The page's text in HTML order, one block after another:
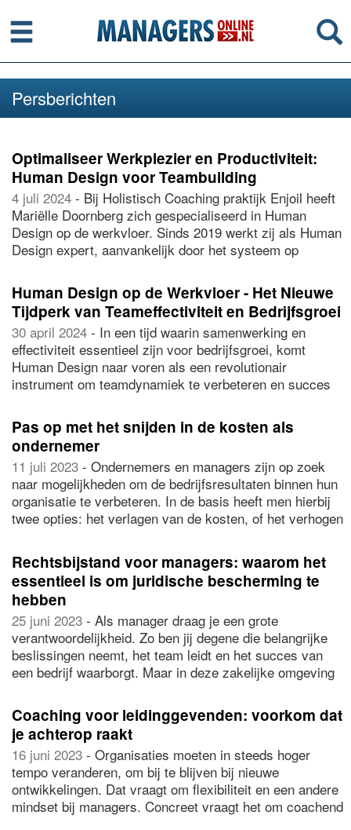
Menu
Persberichten
Optimaliseer Werkplezier en Productiviteit:
Human Design voor Teambuilding
4 juli 2024 - Bij Holistisch Coaching praktijk Enjoil heeft
Mariëlle Doornberg zich gespecialiseerd in Human
Design op de werkvloer. Sinds 2019 werkt zij als Human
Design expert, aanvankelijk door het systeem op
tot een diepgaande fascinatie en begrip van Human
Design. Na opleidingen in binnen- en buitenland heeft zij
de kennis en kunde eigen gemaakt om anderen te
begeleiden.
Human Design op de Werkvloer - Het Nieuwe
Tijdperk van Teameffectiviteit en Bedrijfsgroei
30 april 2024 - In een tijd waarin samenwerking en
effectiviteit essentieel zijn voor bedrijfsgroei, komt
Human Design naar voren als een revolutionair
instrument om teamdynamiek te verbeteren en succes
diepgaande inzichten in individuele patronen en hoe deze
zich vertalen naar groepsinteracties, waardoor teams
kunnen gedijen en bedrijven kunnen groeien.
Pas op met het snijden in de kosten als
ondernemer
11 juli 2023 - Ondernemers en managers zijn op zoek
naar mogelijkheden om de bedrijfsresultaten binnen hun
organisatie te verbeteren. In de basis heeft men hierbij
twee opties: het verlagen van de kosten, of het verhogen
te kijken naar de marges op producten die gebruikt
worden in de dienstverlening naar de klant. Neem een
elektricien als voorbeeld, die door een huishouden
gevraagd wordt om de meterkast te vervangen.
Eenaardlekschakelaar online bestellenstelt de
elektricien voor de keuze: een goedkoop onderdeel
bestellen om zo te profiteren van een hoge marge, of
kiezen voor een wat een duurdere optie met de garantie
blijkt zeker op langere termijn vaak de beste keuze te
zijn in zo’n voorbeeld. In dit artikel lees je er meer over.
Rechtsbijstand voor managers: waarom het
essentieel is om juridische bescherming te
hebben
25 juni 2023 - Als manager draag je een grote
verantwoordelijkheid. Zo ben jij degene die belangrijke
beslissingen neemt, het team leidt en het succes van
een bedrijf waarborgt. Maar in deze zakelijke omgeving
Het is daarom essentieel voor managers om
rechtsbijstand te hebben. In dit artikel geven wemeer
infomatie over rechtsbijstand
belangrijk is voor jou als manager.
Coaching voor leidinggevenden: voorkom dat
je achterop raakt
16 juni 2023 - Organisaties moeten in steeds hoger
tempo veranderen, om bij te blijven bij nieuwe
ontwikkelingen. Dat vraagt om flexibiliteit en een andere
mindset bij managers. Concreet vraagt het om coachend